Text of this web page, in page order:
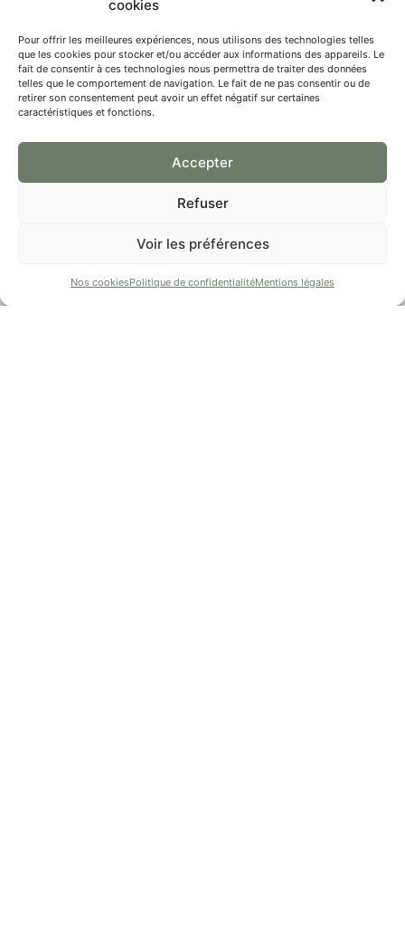
cookies
Pour offrir les meilleures expériences, nous utilisons des technologies telles
que les cookies pour stocker et/ou accéder aux informations des appareils. Le
fait de consentir à ces technologies nous permettra de traiter des données
telles que le comportement de navigation. Le fait de ne pas consentir ou de
retirer son consentement peut avoir un effet négatif sur certaines
caractéristiques et fonctions.
Accepter
Refuser
Voir les préférences
Nos cookiesPolitique de confidentialitéMentions légales